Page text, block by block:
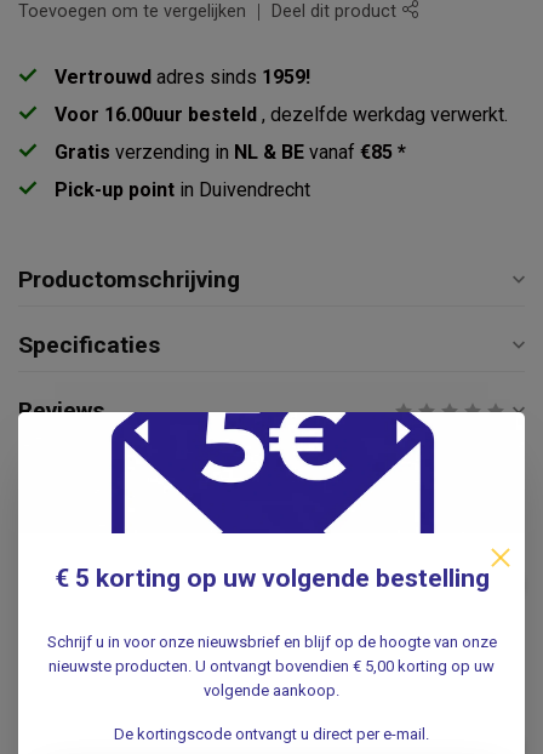
Toevoegen om te vergelijken Deel dit product
Vertrouwd adres sinds 1959!
Voor 16.00uur besteld , dezelfde werkdag verwerkt.
Gratis verzending in NL & BE vanaf €85 *
Pick-up point in Duivendrecht
Productomschrijving
Specificaties
Reviews
Gerelateerde producten
Braun BraunThermoscan-7
Oorthermometer IRT6520
€67,95
WELCH ALLYN
Thermoscan Pro-6000
€276,99
€ 5 korting op uw volgende bestelling
Schrijf u in voor onze nieuwsbrief en blijf op de hoogte van onze
nieuwste producten. U ontvangt bovendien € 5,00 korting op uw
volgende aankoop.
De kortingscode ontvangt u direct per e-mail.